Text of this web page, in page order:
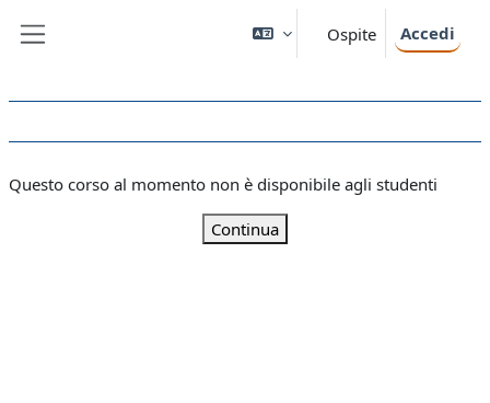
Ospite Accedi
Questo corso al momento non è disponibile agli studenti
Continua